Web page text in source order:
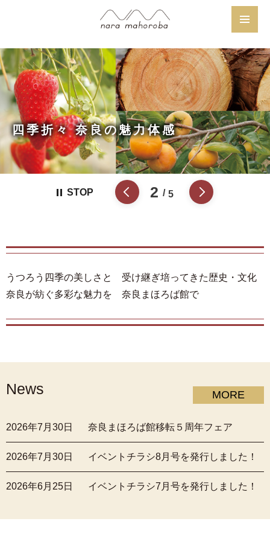
STOP 2 5
四季折々 奈良の魅力体感
うつろう四季の美しさと 受け継ぎ培ってきた歴史・文化
奈良が紡ぐ多彩な魅力を 奈良まほろば館で
News MORE
2026年7月30日 奈良まほろば館移転５周年フェア
2026年7月30日 イベントチラシ8月号を発行しました！
2026年6月25日 イベントチラシ7月号を発行しました！